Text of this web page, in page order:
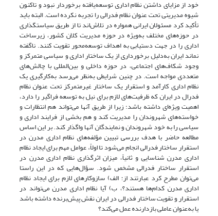
خود از مزایای داشتن نظام اداری توسعه‌یافته برخوردار نبود و تاکنون
شیوه مدیریتی تحت عنوان نظام فدرالی را تجربه نکرده ‌است. البته باید
تأکید کرد مسئولان ایرانی همواره در تلاش‌اند تا از طریق سیاستگذاری
در حوزه‌های مختلف به‌ویژه در حوزه مدیریت کلان کشور، زیرساخت
اداری را در جهت دستیابی به اهداف توسعه‌محور تقویت کنند. ناگفته
نماند ایران به‌دلیل برخورداری از یک ساختار اداری و سیاسی متمرکز و
وجود شکاف‌های اجتماعی، در حوزه داخلی و بین‌المللی با چالش‌های
متعددی مواجه است. در چنین شرایطی به‌نظر می‌رسد به‌کارگیری یک
نظام اداری کارآمد و استقرار یک ساختار غیرمتمرکز تحت عنوان نظام
فدرال در ایران که ظرفیت‌های لازم برای نیل به توسعه فراگیر را دارد،
اهمیت ویژه‌ای داشته باشد؛ زیرا از طریق آنها می‌تواند هم انتظارات و
خواسته‌های شهروندان را مدیریت کند و هم بخشی از فرایند اداری و
سیاسی را به خود شهروندان و نمایندگان آنها واگذار کند. بر این اساس
مطالعه حاضر با هدف بررسی تبیین مؤلفه‌های نظام اداری مدرن در
استقرار ساختار فدرالی انجام‌ می‌شود تا اولاً، عوامل مهم برای ایجاد نظام
اداری مدرن شناسایی و ثانیاً، میزان اثرگذاری نظام اداری مدرن در
استقرار ساختار فدرالی مشخص شود. سؤال‌هایی که در این راستا
می‌توان مطرح کرد عبارتند از: الف) ساز‌و‌کارهای لازم برای ایجاد نظام
اداری مدرن کدام‌ها هستند؟، ب) آیا نظام اداری مدرن می‌تواند در
استقرار و تقویت ساختار فدرالی در ایران نقش پیش‌برنده داشته باشد
یا به‌عنوان عاملی بازدارنده عمل می‌کند؟